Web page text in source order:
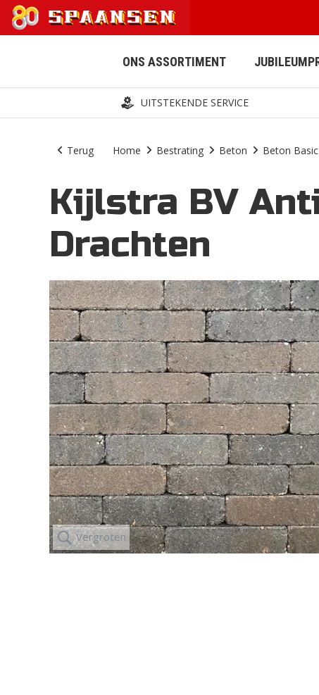
ONS ASSORTIMENT
AFWATERING BESTRATING
IJZERWAREN,
GEREEDSCHAP
KUNSTGRAS
ZAND, GRIND,
GROND
UITSTEKENDE SERVICE
Terug Home Bestrating Beton Beton Basic
Kijlstra BV
Drachten
Vergroten